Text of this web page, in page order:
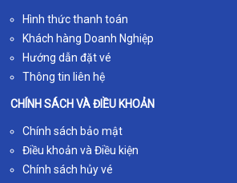
Hình thức thanh toán
Khách hàng Doanh Nghiệp
Hướng dẫn đặt vé
Thông tin liên hệ
CHÍNH SÁCH VÀ ĐIỀU KHOẢN
Chính sách bảo mật
Điều khoản và Điều kiện
Chính sách hủy vé